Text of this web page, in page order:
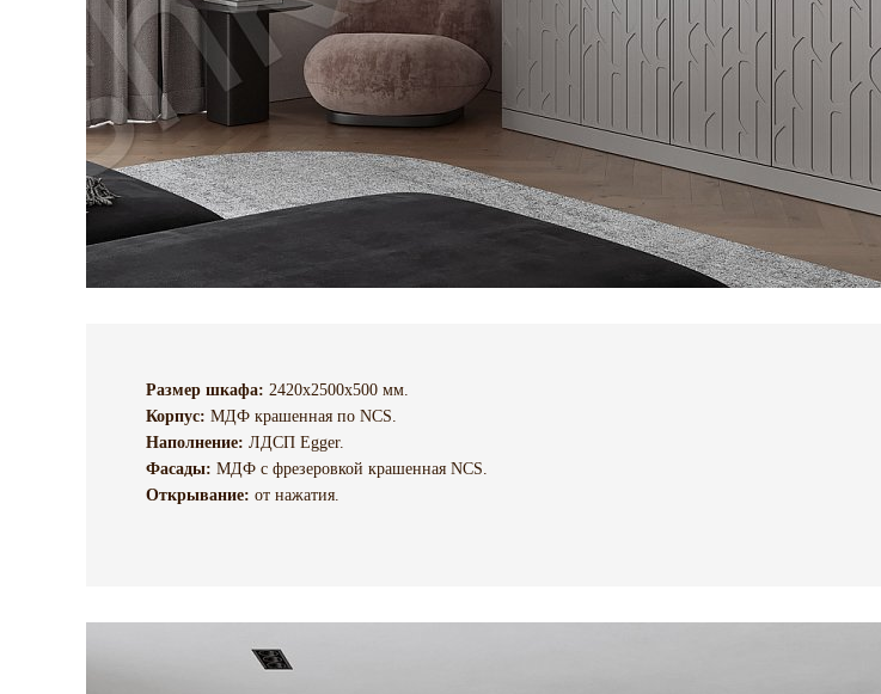
Размер шкафа: 2420х2500х500 мм.
Корпус: МДФ крашенная по NCS.
Наполнение: ЛДСП Egger.
Фасады: МДФ с фрезеровкой крашенная NCS.
Открывание: от нажатия.